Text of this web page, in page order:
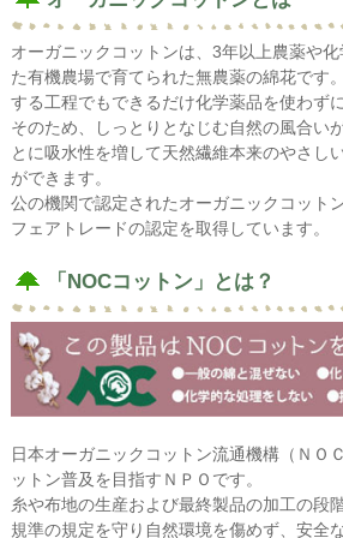
オーガニックコットンは、3年以上農薬や
た有機農場で育てられた無農薬の綿花です
する工程でもできるだけ化学薬品を使わず
そのため、しっとりとなじむ自然の風合い
とに吸水性を増して天然繊維本来のやさし
ができます。
公の機関で認定されたオーガニックコットン
フェアトレードの認定を取得しています。
「NOCコットン」とは？
日本オーガニックコットン流通機構（ＮＯ
ットン普及を目指すＮＰＯです。
糸や布地の生産および最終製品の加工の段
規準の規定を守り自然環境を傷めず、安全